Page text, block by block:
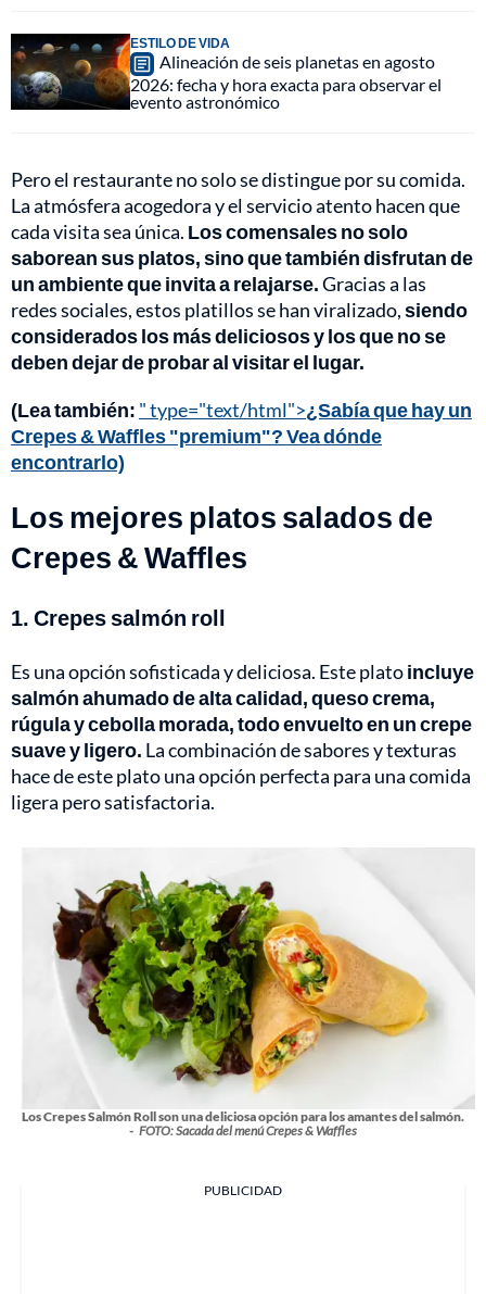
ESTILO DE VIDA
Alineación de seis planetas en agosto
2026: fecha y hora exacta para observar el
evento astronómico
Pero el restaurante no solo se distingue por su comida.
La atmósfera acogedora y el servicio atento hacen que
cada visita sea única. Los comensales no solo
saborean sus platos, sino que también disfrutan de
un ambiente que invita a relajarse.Gracias a las
redes sociales, estos platillos se han viralizado,siendo
considerados los más deliciosos y los que no se
deben dejar de probar al visitar el lugar.
(Lea también: " type="text/html">¿Sabía que hay un
Crepes & Waffles "premium"? Vea dónde
encontrarlo)
Los mejores platos salados de
Crepes & Waffles
1. Crepes salmón roll
Es una opción sofisticada y deliciosa. Este platoincluye
salmón ahumado de alta calidad, queso crema,
rúgula y cebolla morada, todo envuelto en un crepe
suave y ligero. La combinación de sabores y texturas
hace de este plato una opción perfecta para una comida
ligera pero satisfactoria.
Los Crepes Salmón Roll son una deliciosa opción para los amantes del salmón.
- FOTO: Sacada del menú Crepes & Waffles
PUBLICIDAD